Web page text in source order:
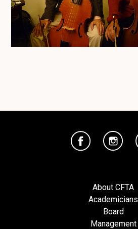
About CFTA
Academicians
Board
Management